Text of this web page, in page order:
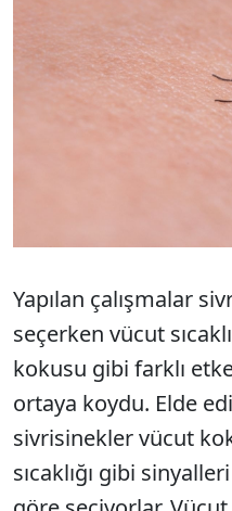
Yapılan çalışmalar
seçerken vücut
kokusu gibi farklı
ortaya koydu. Elde
sivrisinekler vücut
sıcaklığı gibi